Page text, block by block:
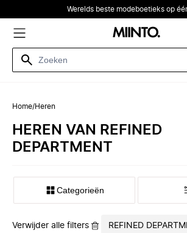
Werelds beste modeboetieks op
Home/Heren
HEREN VAN REFINED
DEPARTMENT
Categorieën
Verwijder alle filters REFINED